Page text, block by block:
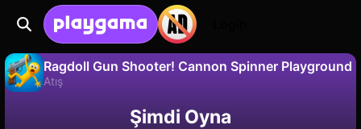
Ragdoll Gun Shooter! Cannon Spinner Playground
Atış
İlerlemeyi kaydet! Hayır
Şimdi Oyna